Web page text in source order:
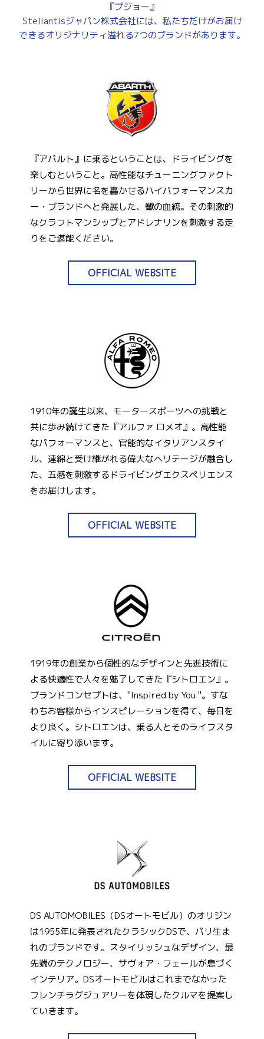
『プジョー』
Stellantisジャパン株式会社には、私たちだけがお届け
できるオリジナリティ溢れる7つのブランドがあります。
『アバルト』に乗るということは、ドライビングを
楽しむということ。高性能なチューニングファクト
リーから世界に名を轟かせるハイパフォーマンスカ
ー・ブランドへと発展した、蠍の血統。その刺激的
なクラフトマンシップとアドレナリンを刺激する走
りをご堪能ください。
OFFICIAL WEBSITE
1910年の誕生以来、モータースポーツへの挑戦と
共に歩み続けてきた『アルファ ロメオ』。高性能
なパフォーマンスと、官能的なイタリアンスタイ
ル、連綿と受け継がれる偉大なヘリテージが融合し
た、五感を刺激するドライビングエクスペリエンス
をお届けします。
OFFICIAL WEBSITE
1919年の創業から個性的なデザインと先進技術に
よる快適性で人々を魅了してきた『シトロエン』。
ブランドコンセプトは、"Inspired by You "。すな
わちお客様からインスピレーションを得て、毎日を
より良く。シトロエンは、乗る人とそのライフスタ
イルに寄り添います。
OFFICIAL WEBSITE
DS AUTOMOBILES（DSオートモビル）のオリジン
は1955年に発表されたクラシックDSで、パリ生ま
れのブランドです。スタイリッシュなデザイン、最
先端のテクノロジー、サヴォア・フェールが息づく
インテリア。DSオートモビルはこれまでなかった
フレンチラグジュアリーを体現したクルマを提案し
ていきます。